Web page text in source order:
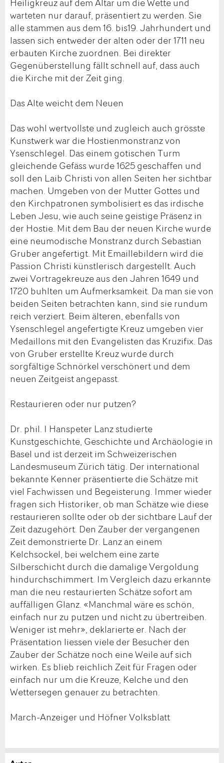
warteten nur darauf, präsentiert zu werden. Sie
alle stammen aus dem 16. bis19. Jahrhundert und
lassen sich entweder der alten oder der 1711 neu
erbauten Kirche zuordnen. Bei direkter
Gegenüberstellung fällt schnell auf, dass auch
die Kirche mit der Zeit ging.
Das Alte weicht dem Neuen
Das wohl wertvollste und zugleich auch grösste
Kunstwerk war die Hostienmonstranz von
Ysenschlegel. Das einem gotischen Turm
gleichende Gefäss wurde 1625 geschaffen und
soll den Laib Christi von allen Seiten her sichtbar
machen. Umgeben von der Mutter Gottes und
den Kirchpatronen symbolisiert es das irdische
Leben Jesu, wie auch seine geistige Präsenz in
der Hostie. Mit dem Bau der neuen Kirche wurde
eine neumodische Monstranz durch Sebastian
Gruber angefertigt. Mit Emaillebildern wird die
Passion Christi künstlerisch dargestellt. Auch
zwei Vortragekreuze aus den Jahren 1649 und
1720 buhlten um Aufmerksamkeit. Da man sie von
beiden Seiten betrachten kann, sind sie rundum
reich verziert. Beim älteren, ebenfalls von
Ysenschlegel angefertigte Kreuz umgeben vier
Medaillons mit den Evangelisten das Kruzifix. Das
von Gruber erstellte Kreuz wurde durch
sorgfältige Schnörkel verschönert und dem
neuen Zeitgeist angepasst.
Restaurieren oder nur putzen?
Dr. phil. I Hanspeter Lanz studierte
Kunstgeschichte, Geschichte und Archäologie in
Basel und ist derzeit im Schweizerischen
Landesmuseum Zürich tätig. Der international
bekannte Kenner präsentierte die Schätze mit
viel Fachwissen und Begeisterung. Immer wieder
fragen sich Historiker, ob man Schätze wie diese
restaurieren sollte oder ob der sichtbare Lauf der
Zeit dazugehört. Den Zauber der vergangenen
Zeit demonstrierte Dr. Lanz an einem
Kelchsockel, bei welchem eine zarte
Silberschicht durch die damalige Vergoldung
hindurchschimmert. Im Vergleich dazu erkannte
man die neu restaurierten Schätze sofort am
auffälligen Glanz. «Manchmal wäre es schön,
einfach nur zu putzen und nicht zu übertreiben.
Weniger ist mehr», deklarierte er. Nach der
Präsentation liessen viele der Besucher den
Zauber der Schätze noch eine Weile auf sich
wirken. Es blieb reichlich Zeit für Fragen oder
einfach nur um die Kreuze, Kelche und den
Wettersegen genauer zu betrachten.
March-Anzeiger und Höfner Volksblatt